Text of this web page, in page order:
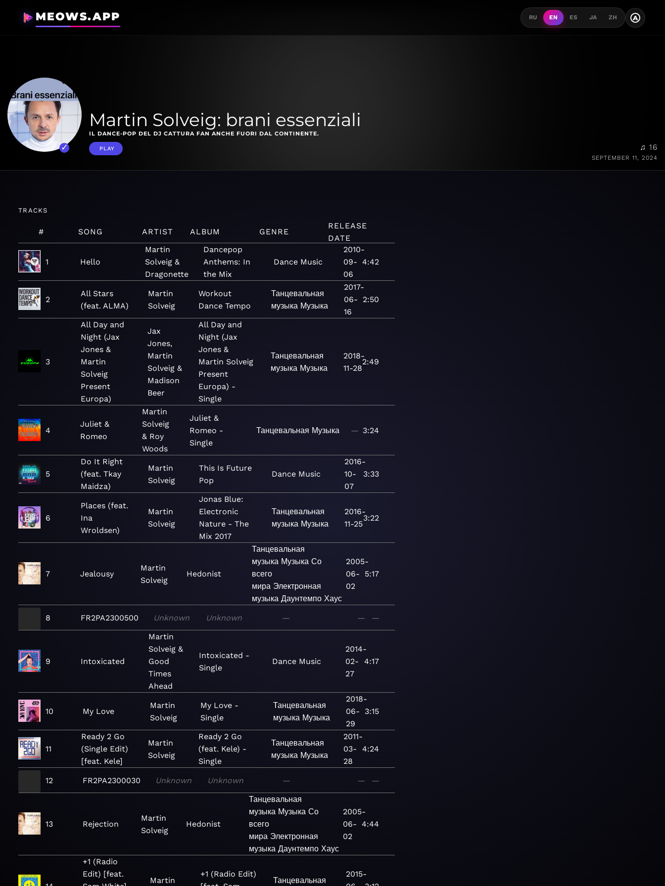
MEOWS.APP RU EN ES JA ZH A
Martin Solveig: brani essenziali
IL DANCE-POP DEL DJ CATTURA FAN ANCHE FUORI DAL CONTINENTE.
PLAY ♫ 16
SEPTEMBER 11, 2024
TRACKS
# SONG ARTIST ALBUM GENRE
RELEASE
DATE
1 Hello
Martin
Solveig &
Dragonette
Dancepop
Anthems: In
the Mix
Dance Music
2010-
09-
06
4:42
2
All Stars
(feat. ALMA)
Martin
Solveig
Workout
Dance Tempo
Танцевальная
музыка Музыка
2017-
06-
16
2:50
3
All Day and
Night (Jax
Jones &
Martin
Solveig
Present
Europa)
Jax
Jones,
Martin
Solveig &
Madison
Beer
All Day and
Night (Jax
Jones &
Martin Solveig
Present
Europa) -
Single
Танцевальная
музыка Музыка
2018-
11-28
2:49
4
Juliet &
Romeo
Martin
Solveig
& Roy
Woods
Juliet &
Romeo -
Single
Танцевальная Музыка — 3:24
5
Do It Right
(feat. Tkay
Maidza)
Martin
Solveig
This Is Future
Pop
Dance Music
2016-
10-
07
3:33
6
Places (feat.
Ina
Wroldsen)
Martin
Solveig
Jonas Blue:
Electronic
Nature - The
Mix 2017
Танцевальная
музыка Музыка
2016-
11-25
3:22
7 Jealousy
Martin
Solveig
Hedonist
Танцевальная
музыка Музыка Со
всего
мира Электронная
музыка Даунтемпо Хаус
2005-
06-
02
5:17
8 FR2PA2300500 Unknown Unknown — — —
9 Intoxicated
Martin
Solveig &
Good
Times
Ahead
Intoxicated -
Single
Dance Music
2014-
02-
27
4:17
10 My Love
Martin
Solveig
My Love -
Single
Танцевальная
музыка Музыка
2018-
06-
29
3:15
11
Ready 2 Go
(Single Edit)
[feat. Kele]
Martin
Solveig
Ready 2 Go
(feat. Kele) -
Single
Танцевальная
музыка Музыка
2011-
03-
28
4:24
12 FR2PA2300030 Unknown Unknown — — —
13 Rejection
Martin
Solveig
Hedonist
Танцевальная
музыка Музыка Со
всего
мира Электронная
музыка Даунтемпо Хаус
2005-
06-
02
4:44
+1 (Radio
Edit) [feat.
Martin
+1 (Radio Edit)
Танцевальная
2015-